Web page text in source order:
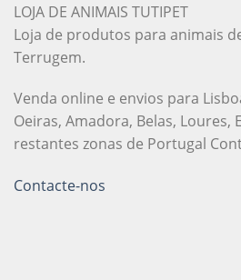
LOJA DE ANIMAIS TUTIPET
Loja de produtos para animais
Terrugem.
Venda online e envios para
Oeiras, Amadora, Belas, Loures,
restantes zonas de Portugal
Contacte-nos